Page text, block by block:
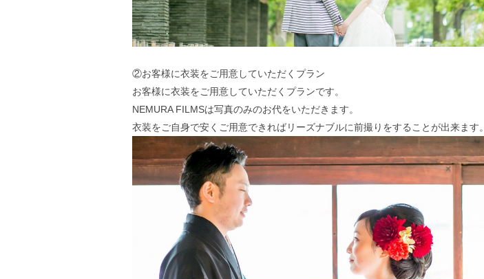
②お客様に衣装をご用意していただくプラン
お客様に衣装をご用意していただくプランです。
NEMURA FILMSは写真のみのお代をいただきます。
衣装をご自身で安くご用意できればリーズナブルに前撮りをすることが出来ます。